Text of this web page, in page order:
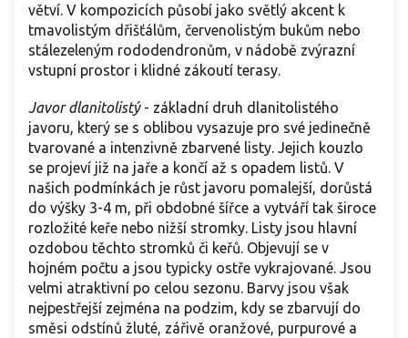
větví. V kompozicích působí jako světlý akcent k
tmavolistým dřišťálům, červenolistým bukům nebo
stálezeleným rododendronům, v nádobě zvýrazní
vstupní prostor i klidné zákoutí terasy.
Javor dlanitolistý- základní druh dlanitolistého
javoru, který se s oblibou vysazuje pro své jedinečně
tvarované a intenzivně zbarvené listy. Jejich kouzlo
se projeví již na jaře a končí až s opadem listů. V
našich podmínkách je růst javoru pomalejší, dorůstá
do výšky 3-4 m, při obdobné šířce a vytváří tak široce
rozložité keře nebo nižší stromky. Listy jsou hlavní
ozdobou těchto stromků či keřů. Objevují se v
hojném počtu a jsou typicky ostře vykrajované. Jsou
velmi atraktivní po celou sezonu. Barvy jsou však
nejpestřejší zejména na podzim, kdy se zbarvují do
směsi odstínů žluté, zářivě oranžové, purpurové a